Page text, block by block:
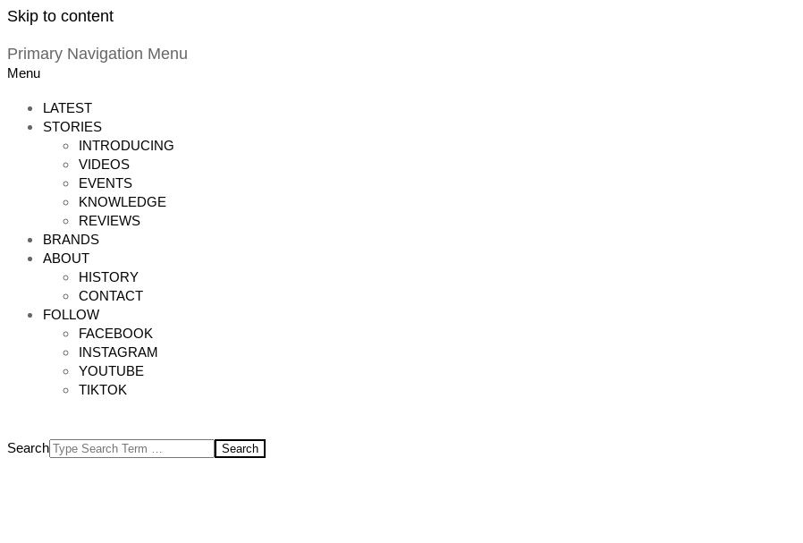
Skip to content
Primary Navigation Menu
Menu
LATEST
STORIES
INTRODUCING
VIDEOS
EVENTS
KNOWLEDGE
REVIEWS
BRANDS
ABOUT
HISTORY
CONTACT
FOLLOW
FACEBOOK
INSTAGRAM
YOUTUBE
TIKTOK
Search